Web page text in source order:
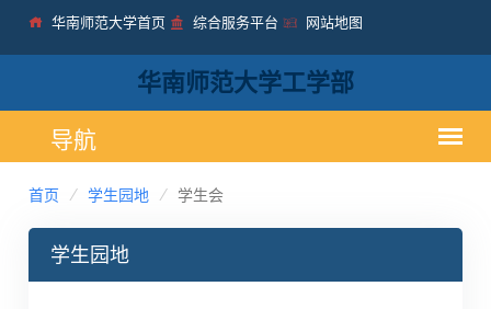
华南师范大学首页 综合服务平台 网站地图
华南师范大学工学部
首页 学生园地 学生会
学生园地